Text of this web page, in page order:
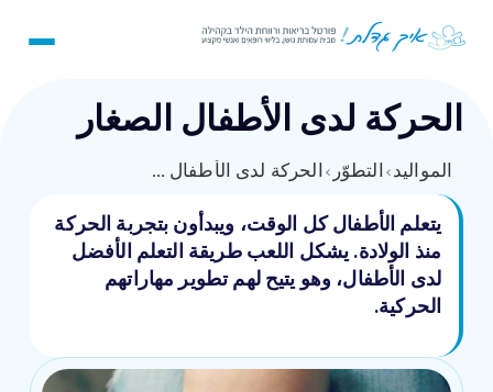
الحركة لدى الأطفال الصغار
المواليد›التطوّر › الحركة لدى الأطفال الصغار
يتعلم الأطفال كل الوقت، ويبدأون بتجربة الحركة
منذ الولادة. يشكل اللعب طريقة التعلم الأفضل
لدى الأطفال، وهو يتيح لهم تطوير مهاراتهم
الحركية.